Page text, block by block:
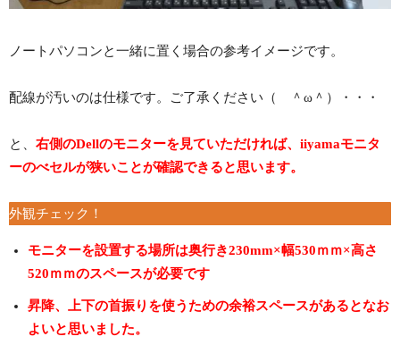
ノートパソコンと一緒に置く場合の参考イメージです。
配線が汚いのは仕様です。ご了承ください（ ＾ω＾）・・・
と、 右側のDellのモニターを見ていただければ、iiyamaモニタ
ーのべセルが狭いことが確認できると思います。
外観チェック！
モニターを設置する場所は奥行き230mm×幅530ｍｍ×高さ
520ｍｍのスペースが必要です
昇降、上下の首振りを使うための余裕スペースがあるとなお
よいと思いました。